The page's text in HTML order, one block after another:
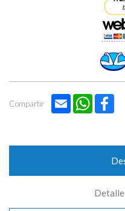
Compartir Email